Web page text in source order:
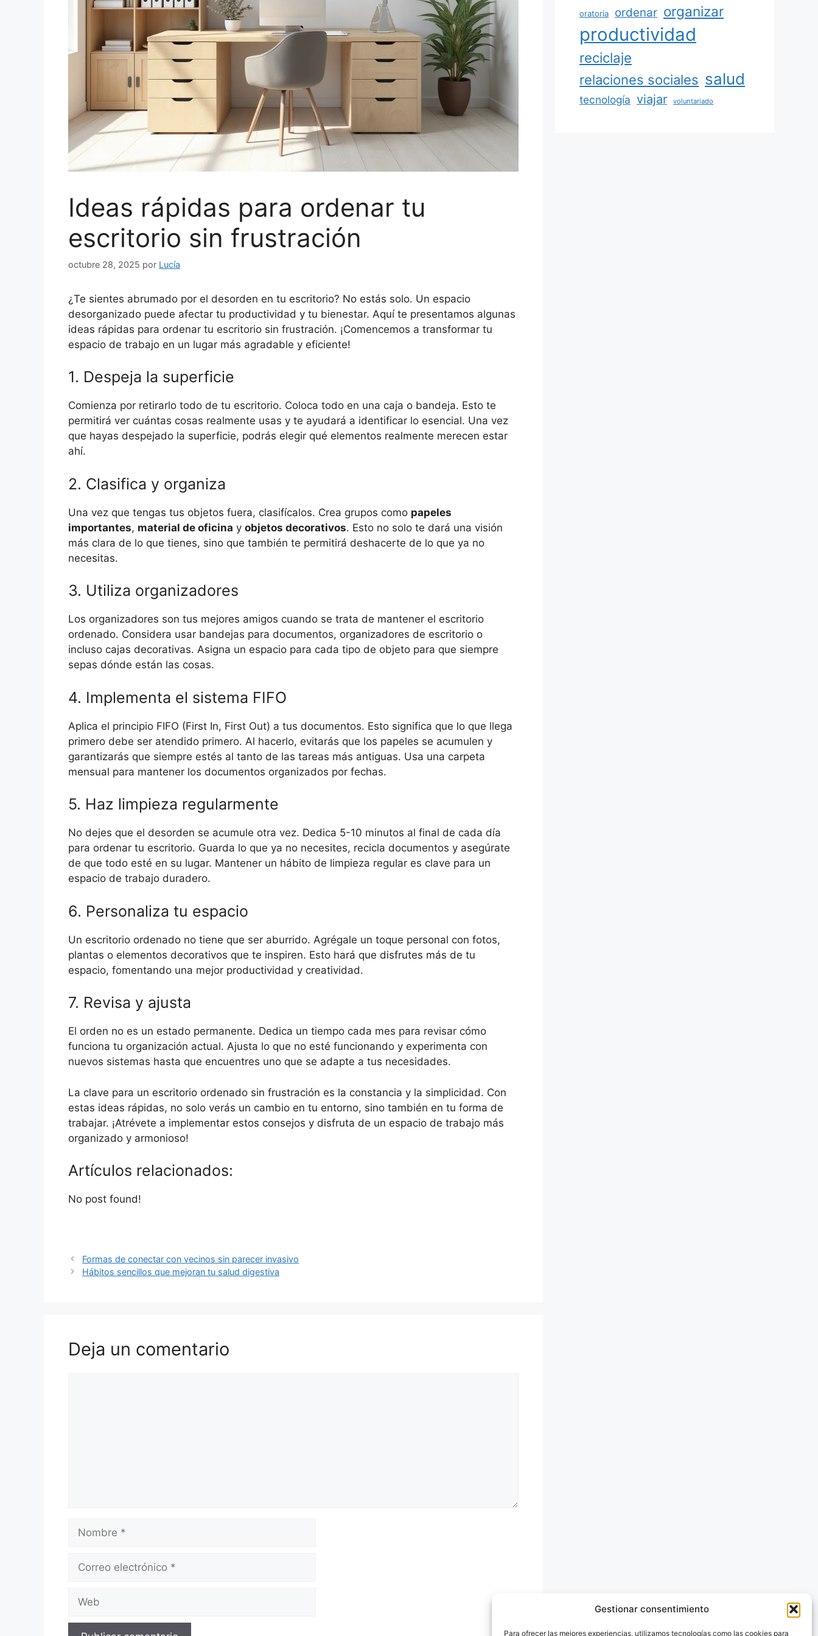
Gestionar consentimiento
Para ofrecer las mejores experiencias, utilizamos tecnologías como las cookies para
Ideas rápidas para ordenar tu
escritorio sin frustración
octubre 28, 2025 por Lucía
¿Te sientes abrumado por el desorden en tu escritorio? No estás solo. Un espacio
desorganizado puede afectar tu productividad y tu bienestar. Aquí te presentamos algunas
ideas rápidas para ordenar tu escritorio sin frustración. ¡Comencemos a transformar tu
espacio de trabajo en un lugar más agradable y eficiente!
1. Despeja la superficie
Comienza por retirarlo todo de tu escritorio. Coloca todo en una caja o bandeja. Esto te
permitirá ver cuántas cosas realmente usas y te ayudará a identificar lo esencial. Una vez
que hayas despejado la superficie, podrás elegir qué elementos realmente merecen estar
ahí.
2. Clasifica y organiza
Una vez que tengas tus objetos fuera, clasifícalos. Crea grupos como papeles
importantes, material de oficina y objetos decorativos. Esto no solo te dará una visión
más clara de lo que tienes, sino que también te permitirá deshacerte de lo que ya no
necesitas.
3. Utiliza organizadores
Los organizadores son tus mejores amigos cuando se trata de mantener el escritorio
ordenado. Considera usar bandejas para documentos, organizadores de escritorio o
incluso cajas decorativas. Asigna un espacio para cada tipo de objeto para que siempre
sepas dónde están las cosas.
4. Implementa el sistema FIFO
Aplica el principio FIFO (First In, First Out) a tus documentos. Esto significa que lo que llega
primero debe ser atendido primero. Al hacerlo, evitarás que los papeles se acumulen y
garantizarás que siempre estés al tanto de las tareas más antiguas. Usa una carpeta
mensual para mantener los documentos organizados por fechas.
5. Haz limpieza regularmente
No dejes que el desorden se acumule otra vez. Dedica 5-10 minutos al final de cada día
para ordenar tu escritorio. Guarda lo que ya no necesites, recicla documentos y asegúrate
de que todo esté en su lugar. Mantener un hábito de limpieza regular es clave para un
espacio de trabajo duradero.
6. Personaliza tu espacio
Un escritorio ordenado no tiene que ser aburrido. Agrégale un toque personal con fotos,
plantas o elementos decorativos que te inspiren. Esto hará que disfrutes más de tu
espacio, fomentando una mejor productividad y creatividad.
7. Revisa y ajusta
El orden no es un estado permanente. Dedica un tiempo cada mes para revisar cómo
funciona tu organización actual. Ajusta lo que no esté funcionando y experimenta con
nuevos sistemas hasta que encuentres uno que se adapte a tus necesidades.
La clave para un escritorio ordenado sin frustración es la constancia y la simplicidad. Con
estas ideas rápidas, no solo verás un cambio en tu entorno, sino también en tu forma de
trabajar. ¡Atrévete a implementar estos consejos y disfruta de un espacio de trabajo más
organizado y armonioso!
Artículos relacionados:
No post found!
Formas de conectar con vecinos sin parecer invasivo
Hábitos sencillos que mejoran tu salud digestiva
Deja un comentario
electrónico
oratoria ordenar organizar
productividad
reciclaje
relaciones sociales salud
tecnología viajar voluntariado